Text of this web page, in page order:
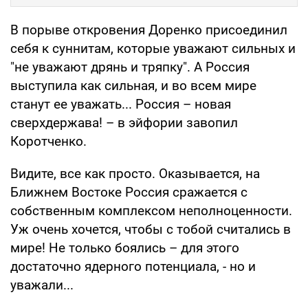
В порыве откровения Доренко присоединил
себя к суннитам, которые уважают сильных и
"не уважают дрянь и тряпку". А Россия
выступила как сильная, и во всем мире
станут ее уважать... Россия – новая
сверхдержава! – в эйфории завопил
Коротченко.
Видите, все как просто. Оказывается, на
Ближнем Востоке Россия сражается с
собственным комплексом неполноценности.
Уж очень хочется, чтобы с тобой считались в
мире! Не только боялись – для этого
достаточно ядерного потенциала, - но и
уважали...